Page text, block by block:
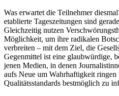
Was erwartet die Teilnehmer
etablierte Tageszeitungen sind
Gleichzeitig nutzen
Möglichkeit, um ihre radikalen
verbreiten – mit dem Ziel, die
Gegenmittel ist eine glaubwürdige,
jenen Medien, in denen
aufs Neue um Wahrhaftigkeit
Qualitätsstandards bestmöglich zu